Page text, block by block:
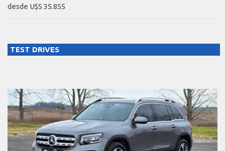
desde U$S 35.855
TEST DRIVES